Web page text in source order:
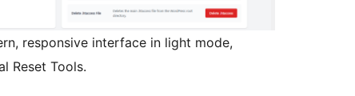
responsive interface in light mode,
Reset Tools.